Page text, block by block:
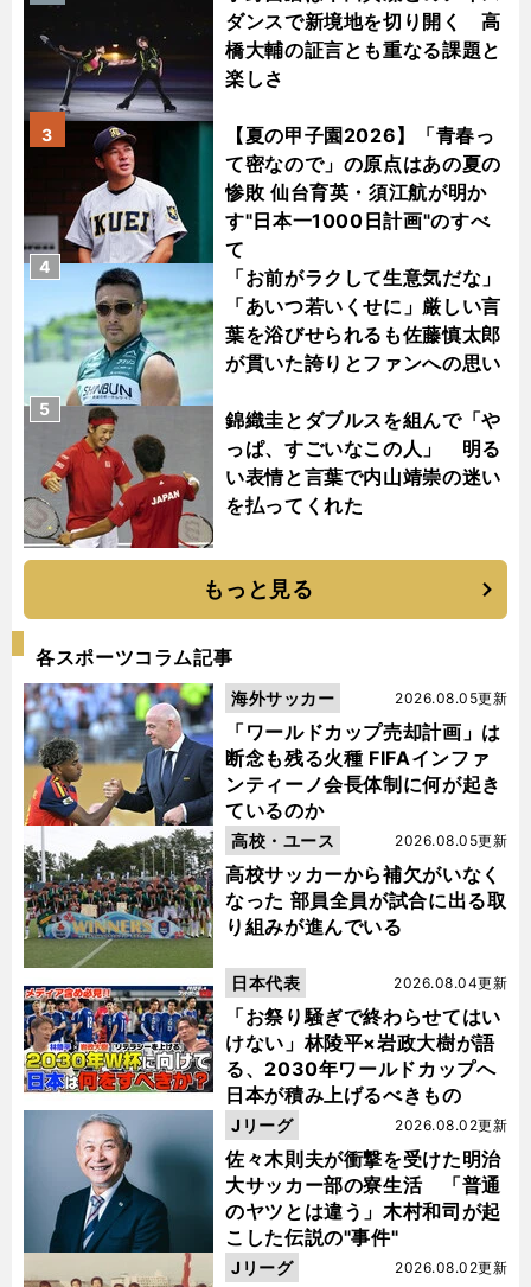
ダンスで新境地を切り開く 高
橋大輔の証言とも重なる課題と
楽しさ
【夏の甲子園2026】「青春っ
て密なので」の原点はあの夏の
惨敗 仙台育英・須江航が明か
す"日本一1000日計画"のすべ
て
3
「お前がラクして生意気だな」
「あいつ若いくせに」厳しい言
葉を浴びせられるも佐藤慎太郎
が貫いた誇りとファンへの思い
4
錦織圭とダブルスを組んで「や
っぱ、すごいなこの人」 明る
い表情と言葉で内山靖崇の迷い
を払ってくれた
5
もっと見る
各スポーツコラム記事
「ワールドカップ売却計画」は
断念も残る火種 FIFAインファ
ンティーノ会長体制に何が起き
ているのか
2026.08.05更新
海外サッカー
高校サッカーから補欠がいなく
なった 部員全員が試合に出る取
り組みが進んでいる
2026.08.05更新
高校・ユース
「お祭り騒ぎで終わらせてはい
けない」林陵平×岩政大樹が語
る、2030年ワールドカップへ
日本が積み上げるべきもの
2026.08.04更新
日本代表
佐々木則夫が衝撃を受けた明治
大サッカー部の寮生活 「普通
のヤツとは違う」木村和司が起
こした伝説の"事件"
2026.08.02更新
Jリーグ
2026.08.02更新
Jリーグ